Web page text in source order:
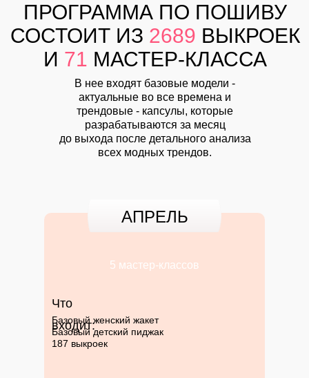
ПРОГРАММА ПО ПОШИВУ
СОСТОИТ ИЗ 2689 ВЫКРОЕК
И 71 МАСТЕР-КЛАССА
В нее входят базовые модели -
актуальные во все времена и
трендовые - капсулы, которые
разрабатываются за месяц
до выхода после детального анализа
всех модных трендов.
Что
входит:
Базовый женский жакет
Базовый детский пиджак
187 выкроек
АПРЕЛЬ
5 мастер-классов